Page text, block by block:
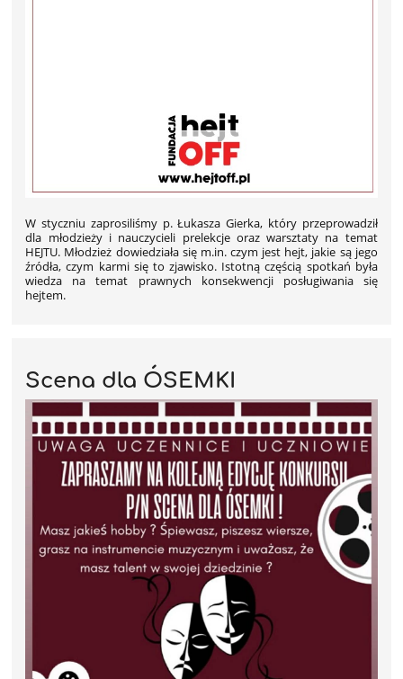
W styczniu zaprosiliśmy p. Łukasza Gierka, który przeprowadził
dla młodzieży i nauczycieli prelekcje oraz warsztaty na temat
HEJTU. Młodzież dowiedziała się m.in. czym jest hejt, jakie są jego
źródła, czym karmi się to zjawisko. Istotną częścią spotkań była
wiedza na temat prawnych konsekwencji posługiwania się
hejtem.
Scena dla ÓSEMKI